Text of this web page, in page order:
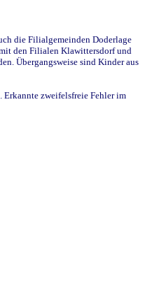
die Filialgemeinden Doderlage
den Filialen Klawittersdorf und
Übergangsweise sind Kinder aus
zweifelsfreie Fehler im